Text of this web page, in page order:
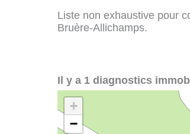
Liste non exhaustive pour
Bruère-Allichamps.
Il y a 1 diagnostics
+
−